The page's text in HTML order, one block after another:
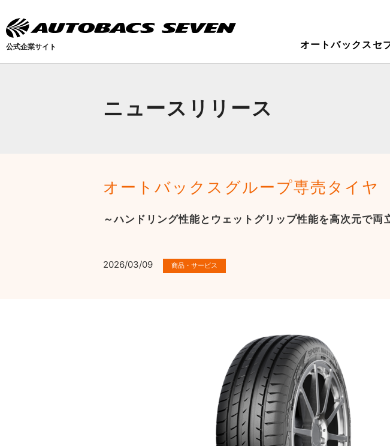
ニュースリリース
オートバックスグループ専売タイ
～ハンドリング性能とウェットグリップ性能を高次元で両
2026/03/09
公式企業サイト オートバックスセ